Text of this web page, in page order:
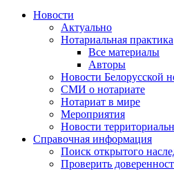
Новости
Актуально
Нотариальная практика
Все материалы
Авторы
Новости Белорусской
СМИ о нотариате
Нотариат в мире
Мероприятия
Новости
Справочная информация
Поиск открытого
Проверить